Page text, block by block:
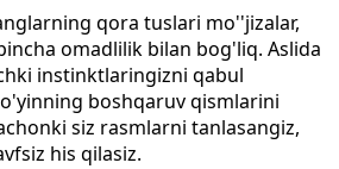
qora tuslari mo''jizalar,
omadlilik bilan bog'liq. Aslida
instinktlaringizni qabul
boshqaruv qismlarini
siz rasmlarni tanlasangiz,
his qilasiz.